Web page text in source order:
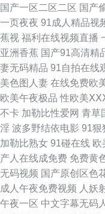
全影院热门电视剧 深爱激
在线免费观看视频 欧美精
国精99产品视频 先锋资源
AV 日韩福利精品网站 AV
屄视频呢 91久久香蕉国产
久网 豆花A黑料导航 色宅午
豆花直播视频网站 91seav
国产一区二区二区 国产
一页夜夜 91成人精品视
蕉视 福利在线视频直播
亚洲香蕉 国产91高清精
妻无码精品 91自拍在线
美色图人妻 在线免费欧
欧美午夜极品 性欧美
不卡 加勒比性爱网 青草
淫 波多野结依电影 91狠
加勒比熟女 91碰在线 欧
产人在线成免费 免费黄
无码视频 国产原创区色
成人午夜免费视频 人妖
午夜一区 中文字幕无码